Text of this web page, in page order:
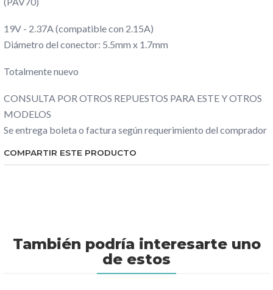
19V - 2.37A (compatible con 2.15A)
Diámetro del conector: 5.5mm x 1.7mm
Totalmente nuevo
CONSULTA POR OTROS REPUESTOS PARA ESTE Y OTROS
MODELOS
Se entrega boleta o factura según requerimiento del comprador
COMPARTIR ESTE PRODUCTO
También podría interesarte uno
de estos